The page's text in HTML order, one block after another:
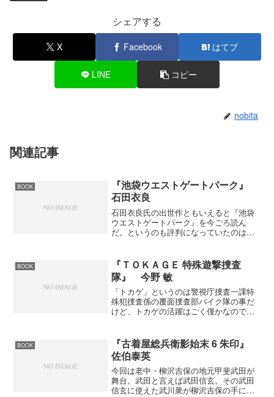
シェアする
X Facebook はてブ
LINE コピー
nobita
関連記事
BOOK
『池袋ウエストゲートパーク』
石田衣良
石田衣良氏の出世作ともいえると『池袋
ウエストゲートパーク』を今ごろ読ん
だ。というのも評判になっていたのは知
「こういう男が書いたものは読みたくな
いな」なんて“いつもの先入観”...
BOOK
『ＴＯＫＡＧＥ 特殊遊撃捜査
隊』 今野 敏
「トカゲ」というのは警視庁捜査一課特
殊犯捜査係の覆面捜査部バイク隊の事だ
けど、トカゲの活躍はごく僅かなのでタ
円。ちょっと不自然な誘拐事件なのです
ぐにネタが分かってしまった...
BOOK
『古着屋総兵衛影始末 6 朱印』
佐伯泰英
今回は老中・柳沢吉保の地元甲斐武田が
舞台。武田と言えば武田信玄。その武田
信玄に使えた武川衆が柳沢吉保の手によ